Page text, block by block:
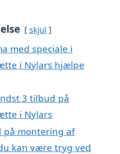
skjul
med speciale i
i Nylars hjælpe
3 tilbud på
i Nylars
på montering af
kan være tryg ved